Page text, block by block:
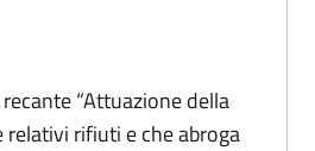
“Attuazione della
rifiuti e che abroga